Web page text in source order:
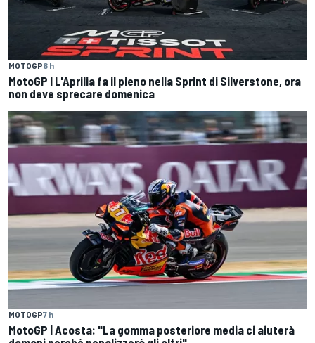
MOTOGP6 h
MotoGP | L'Aprilia fa il pieno nella Sprint di Silverstone, ora
non deve sprecare domenica
MOTOGP7 h
MotoGP | Acosta: "La gomma posteriore media ci aiuterà